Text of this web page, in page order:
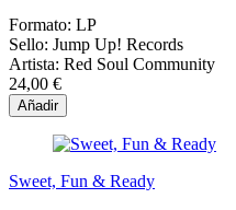
Formato: LP
Sello: Jump Up! Records
Artista: Red Soul Community
24,00 €
Añadir
Sweet, Fun & Ready